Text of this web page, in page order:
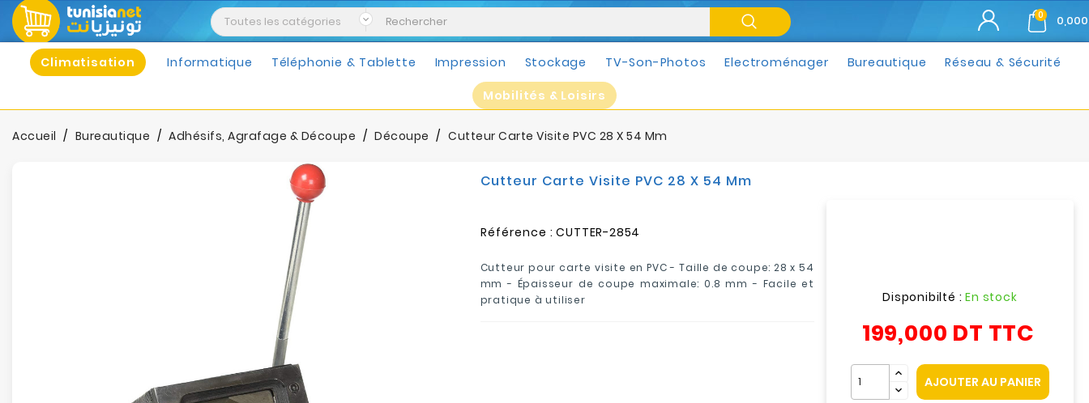
0
Climatisation Informatique Téléphonie & Tablette Impression Stockage TV-Son-Photos Electroménager Bureautique Réseau & Sécurité
Mobilités & Loisirs
Accueil Bureautique Adhésifs, Agrafage & Découpe Découpe Cutteur Carte Visite PVC 28 X 54 Mm
Cutteur Carte Visite PVC 28 X 54 Mm
Référence : CUTTER-2854
Cutteur pour carte visite en PVC - Taille de coupe: 28 x 54
mm - Épaisseur de coupe maximale: 0.8 mm - Facile et
pratique à utiliser
Disponibilté :En stock
199,000 DT TTC
AJOUTER AU PANIER